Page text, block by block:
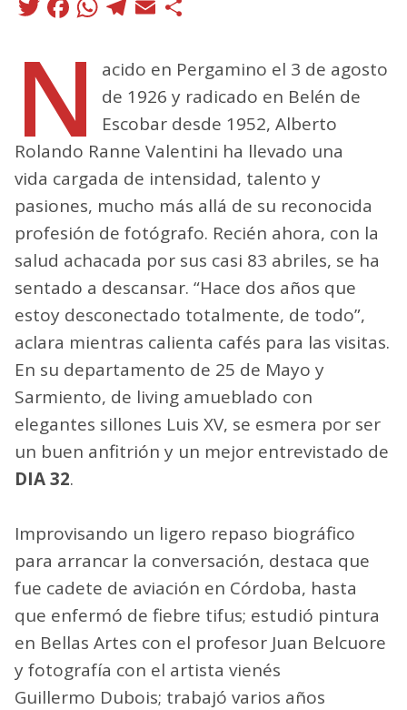
N
acido en Pergamino el 3 de agosto
de 1926 y radicado en Belén de
Escobar desde 1952, Alberto
Rolando Ranne Valentini ha llevado una
vida cargada de intensidad, talento y
pasiones, mucho más allá de su reconocida
profesión de fotógrafo. Recién ahora, con la
salud achacada por sus casi 83 abriles, se ha
sentado a descansar. “Hace dos años que
estoy desconectado totalmente, de todo”,
aclara mientras calienta cafés para las visitas.
En su departamento de 25 de Mayo y
Sarmiento, de living amueblado con
elegantes sillones Luis XV, se esmera por ser
un buen anfitrión y un mejor entrevistado de
DIA 32.
Improvisando un ligero repaso biográfico
para arrancar la conversación, destaca que
fue cadete de aviación en Córdoba, hasta
que enfermó de fiebre tifus; estudió pintura
en Bellas Artes con el profesor Juan Belcuore
y fotografía con el artista vienés
Guillermo Dubois; trabajó varios años